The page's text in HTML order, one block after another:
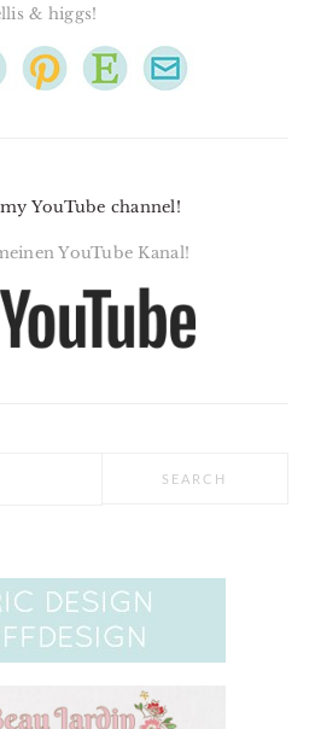
& higgs!
YouTube channel!
YouTube Kanal!